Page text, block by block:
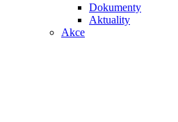
Dokumenty
Aktuality
Akce